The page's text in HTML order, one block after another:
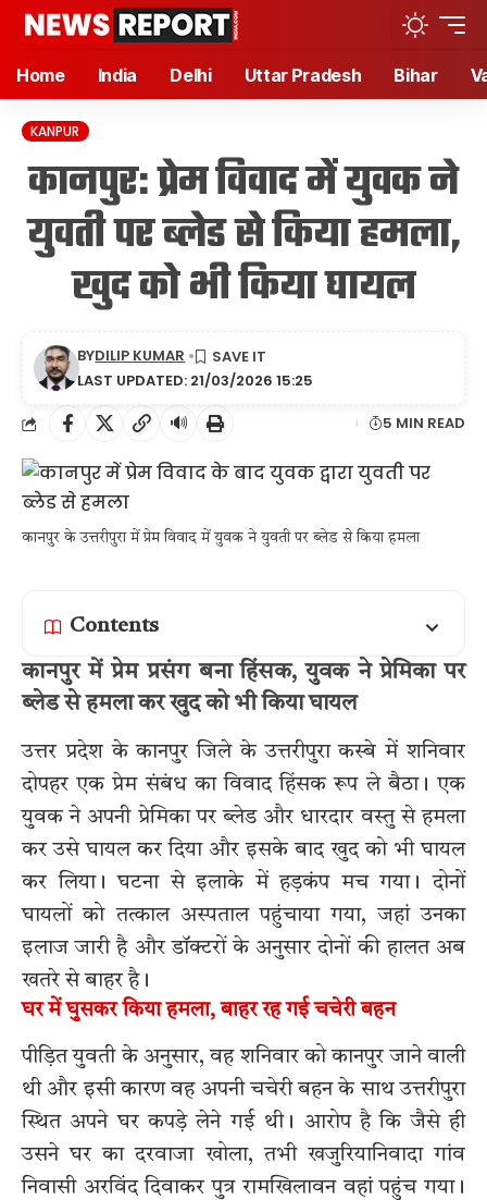
Home India Delhi Uttar Pradesh Bihar
KANPUR
कानपुर: प्रेम विवाद में युवक ने
युवती पर ब्लेड से किया हमला,
खुद को भी किया घायल
LAST UPDATED: 21/03/2026 15:25
BYDILIP KUMAR
🔊 5 MIN READ
कानपुर के उत्तरीपुरा में प्रेम विवाद में युवक ने युवती पर ब्लेड से किया हमला
Contents
कानपुर में प्रेम प्रसंग बना हिंसक, युवक ने प्रेमिका पर
ब्लेड से हमला कर खुद को भी किया घायल
उत्तर प्रदेश के कानपुर जिले के उत्तरीपुरा कस्बे में शनिवार
दोपहर एक प्रेम संबंध का विवाद हिंसक रूप ले बैठा। एक
युवक ने अपनी प्रेमिका पर ब्लेड और धारदार वस्तु से हमला
कर उसे घायल कर दिया और इसके बाद खुद को भी घायल
कर लिया। घटना से इलाके में हड़कंप मच गया। दोनों
घायलों को तत्काल अस्पताल पहुंचाया गया, जहां उनका
इलाज जारी है और डॉक्टरों के अनुसार दोनों की हालत अब
खतरे से बाहर है।
घर में घुसकर किया हमला, बाहर रह गई चचेरी बहन
पीड़ित युवती के अनुसार, वह शनिवार को कानपुर जाने वाली
थी और इसी कारण वह अपनी चचेरी बहन के साथ उत्तरीपुरा
स्थित अपने घर कपड़े लेने गई थी। आरोप है कि जैसे ही
उसने घर का दरवाजा खोला, तभी खजुरियानिवादा गांव
निवासी अरविंद दिवाकर पुत्र रामखिलावन वहां पहुंच गया।